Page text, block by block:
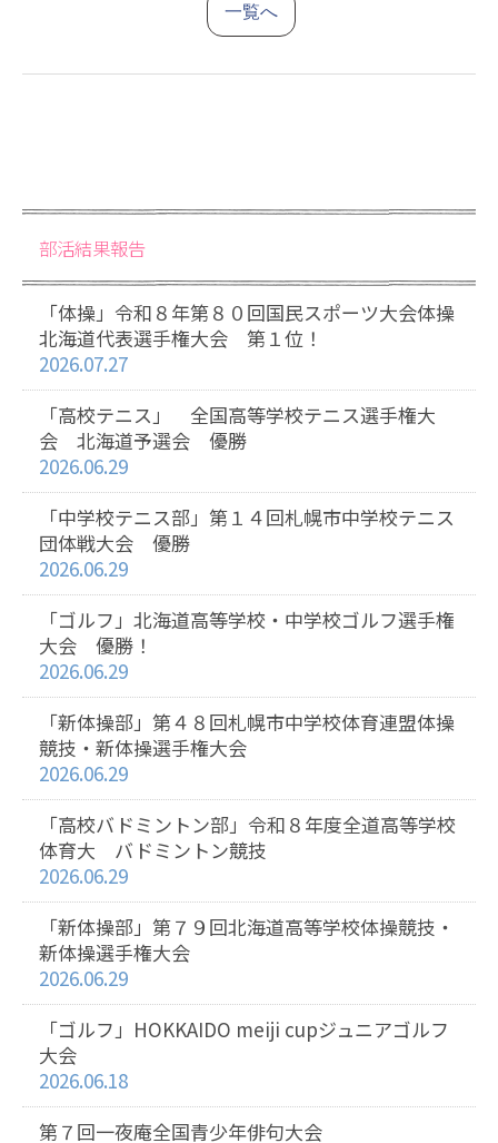
一覧へ
部活結果報告
「体操」令和８年第８０回国民スポーツ大会体操
北海道代表選手権大会 第１位！
2026.07.27
「高校テニス」 全国高等学校テニス選手権大
会 北海道予選会 優勝
2026.06.29
「中学校テニス部」第１４回札幌市中学校テニス
団体戦大会 優勝
2026.06.29
「ゴルフ」北海道高等学校・中学校ゴルフ選手権
大会 優勝！
2026.06.29
「新体操部」第４８回札幌市中学校体育連盟体操
競技・新体操選手権大会
2026.06.29
「高校バドミントン部」令和８年度全道高等学校
体育大 バドミントン競技
2026.06.29
「新体操部」第７９回北海道高等学校体操競技・
新体操選手権大会
2026.06.29
「ゴルフ」HOKKAIDO meiji cupジュニアゴルフ
大会
2026.06.18
第７回一夜庵全国青少年俳句大会